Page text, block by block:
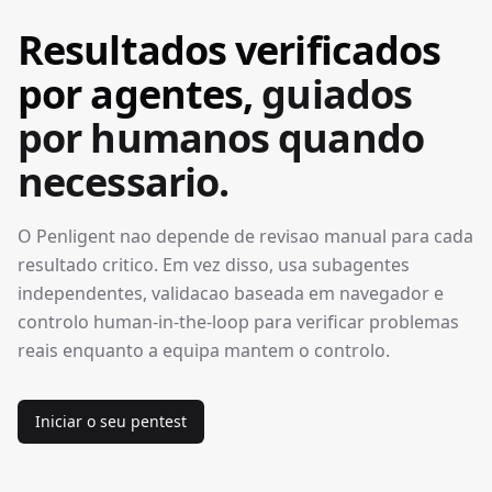
Resultados verificados
por agentes, guiados
por humanos quando
necessario.
O Penligent nao depende de revisao manual para cada
resultado critico. Em vez disso, usa subagentes
independentes, validacao baseada em navegador e
controlo human-in-the-loop para verificar problemas
reais enquanto a equipa mantem o controlo.
Iniciar o seu pentest